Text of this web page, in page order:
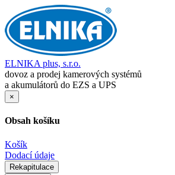
ELNIKA plus, s.r.o.
dovoz a prodej kamerových systémů
a akumulátorů do EZS a UPS
×
Obsah košíku
Košík
Dodací údaje
Rekapitulace